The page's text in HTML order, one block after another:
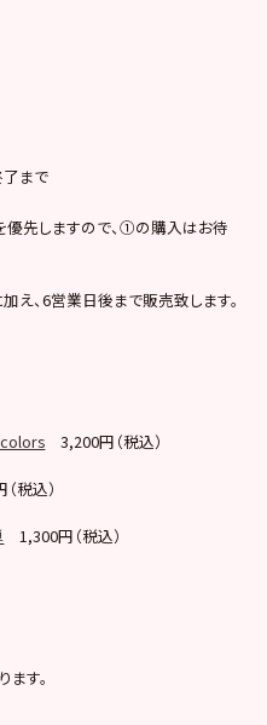
まで
先しますので、①の購入はお待
、6営業日後まで販売致します。
3,200円（税込）
税込）
1,300円（税込）
す。